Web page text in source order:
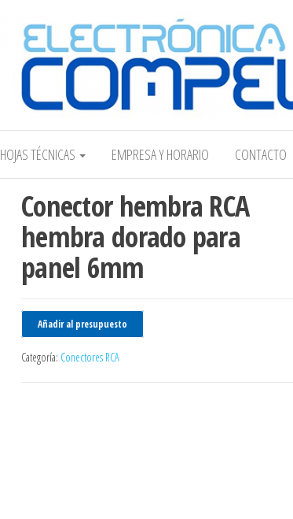
Electrónica COMPEL
HOJAS TÉCNICAS EMPRESA Y HORARIO CONTACTO
Conector hembra RCA
hembra dorado para
panel 6mm
Añadir al presupuesto
Categoría: Conectores RCA